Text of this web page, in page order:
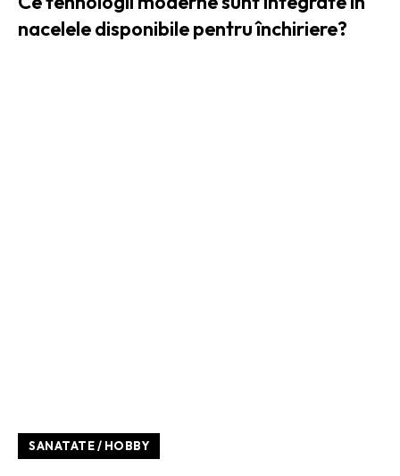
nacelele disponibile pentru închiriere?
SANATATE / HOBBY